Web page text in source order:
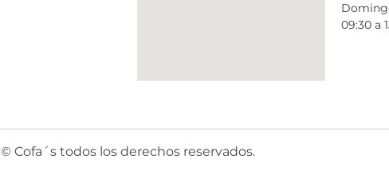
09:30 a
© Cofa´s todos los derechos reservados.